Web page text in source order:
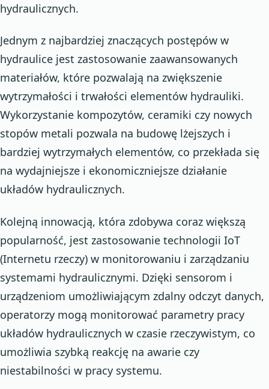
hydraulicznych.
Jednym z najbardziej znaczących postępów w
hydraulice jest zastosowanie zaawansowanych
materiałów, które pozwalają na zwiększenie
wytrzymałości i trwałości elementów hydrauliki.
Wykorzystanie kompozytów, ceramiki czy nowych
stopów metali pozwala na budowę lżejszych i
bardziej wytrzymałych elementów, co przekłada się
na wydajniejsze i ekonomiczniejsze działanie
układów hydraulicznych.
Kolejną innowacją, która zdobywa coraz większą
popularność, jest zastosowanie technologii IoT
(Internetu rzeczy) w monitorowaniu i zarządzaniu
systemami hydraulicznymi. Dzięki sensorom i
urządzeniom umożliwiającym zdalny odczyt danych,
operatorzy mogą monitorować parametry pracy
układów hydraulicznych w czasie rzeczywistym, co
umożliwia szybką reakcję na awarie czy
niestabilności w pracy systemu.